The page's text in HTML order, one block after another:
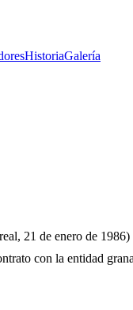
HistoriaGalería
21 de enero de
con la entidad